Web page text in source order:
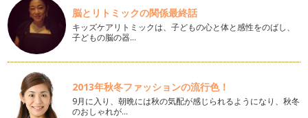
ヨガ的に過ごすには！？
『自分を見つめ、今を生きる』 『無理をしないで自分らし
く』 今年は、無理をしないで…
この冬こそは、ヨガで冷えを改善！！
女性のほとんど。最近は、男性までもが冷え性で悩んでいると
のこと。 みなさんは、この…
脳とリトミックの関係最終話
キッズケアリトミックは、子どもの心と体と感性をのばし、
子どもの脳の器…
2013年秋冬ファッションの流行色！
9月に入り、朝晩には秋の気配が感じられるようになり、秋冬
のおしゃれが…